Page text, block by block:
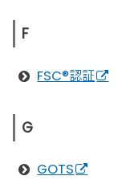
F
FSC®認証
G
GOTS